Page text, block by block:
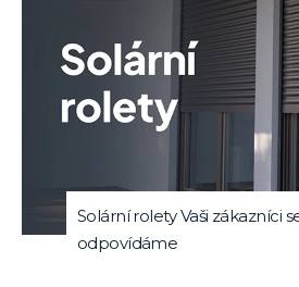
Solární rolety Vaši zákazníci
odpovídáme